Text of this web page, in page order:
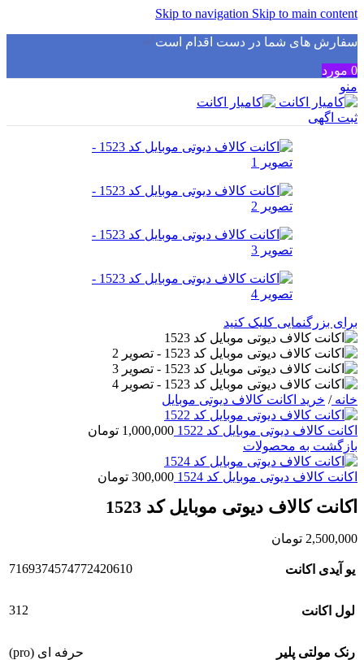
Skip to navigation Skip to main content
سفارش های شما در دست اقدام است✅
0 مورد
منو
ثبت اگهی
برای بزرگنمایی کلیک کنید
خانه/ خرید اکانت کالاف دیوتی موبایل
اکانت کالاف دیوتی موبایل کد 1522 1,000,000 تومان
بازگشت به محصولات
اکانت کالاف دیوتی موبایل کد 1524 300,000 تومان
اکانت کالاف دیوتی موبایل کد 1523
2,500,000 تومان
یو آیدی اکانت 7169374574772420610
لول اکانت 312
رنک مولتی پلیر حرفه ای (pro)